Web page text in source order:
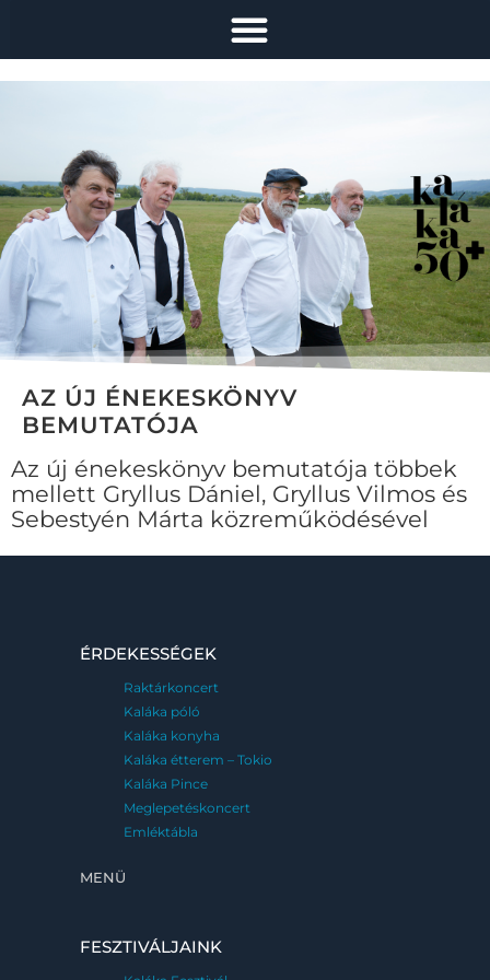
AZ ÚJ ÉNEKESKÖNYV
BEMUTATÓJA
Az új énekeskönyv bemutatója többek
mellett Gryllus Dániel, Gryllus Vilmos és
Sebestyén Márta közreműködésével
ÉRDEKESSÉGEK
Raktárkoncert
Kaláka póló
Kaláka konyha
Kaláka étterem – Tokio
Kaláka Pince
Meglepetéskoncert
Emléktábla
MENÜ
FESZTIVÁLJAINK